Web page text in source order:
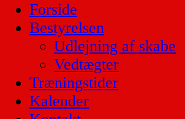
Forside
Bestyrelsen
Udlejning af skabe
Vedtægter
Træningstider
Kalender